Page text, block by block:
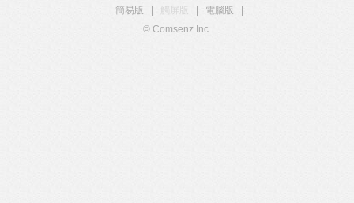
簡易版
觸屏版 電腦版
© Comsenz Inc.